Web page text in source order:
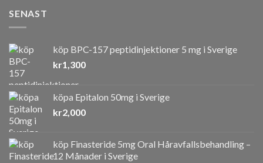
SENAST
köp BPC-157 peptidinjektioner 5 mg i Sverige
kr1,300
köpa Epitalon 50mg i Sverige
kr2,000
köp Finasteride 5mg Oral Håravfallsbehandling –
12 Månader i Sverige